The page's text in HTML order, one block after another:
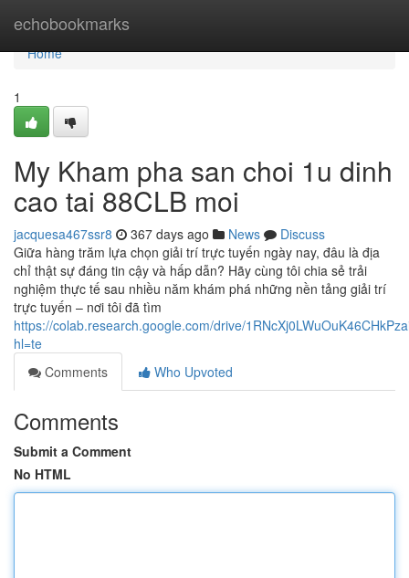
echobookmarks
Home
Home
1
My Kham pha san choi 1u dinh
cao tai 88CLB moi
jacquesa467ssr8 367 days ago News
Discuss
Giữa hàng trăm lựa chọn giải trí trực tuyến ngày nay, đâu là địa
chỉ thật sự đáng tin cậy và hấp dẫn? Hãy cùng tôi chia sẻ trải
nghiệm thực tế sau nhiều năm khám phá những nền tảng giải trí
trực tuyến – nơi tôi đã tìm
https://colab.research.google.com/drive/
hl=te
Comments
Who Upvoted
Comments
Submit a Comment
No HTML